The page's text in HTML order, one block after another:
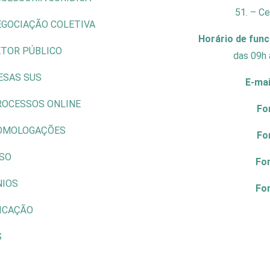
COLETIVA
PÚBLICO
SUS
ONLINE
51. –
Horário de
das 09h
E-